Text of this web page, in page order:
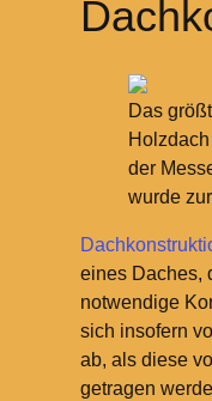
Das
der
wurde
eines Daches,
notwendige
sich insofern
ab, als diese
getragen